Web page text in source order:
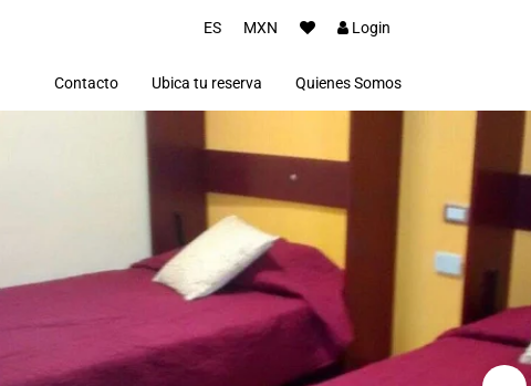
ES MXN Login
Contacto Ubica tu reserva Quienes Somos